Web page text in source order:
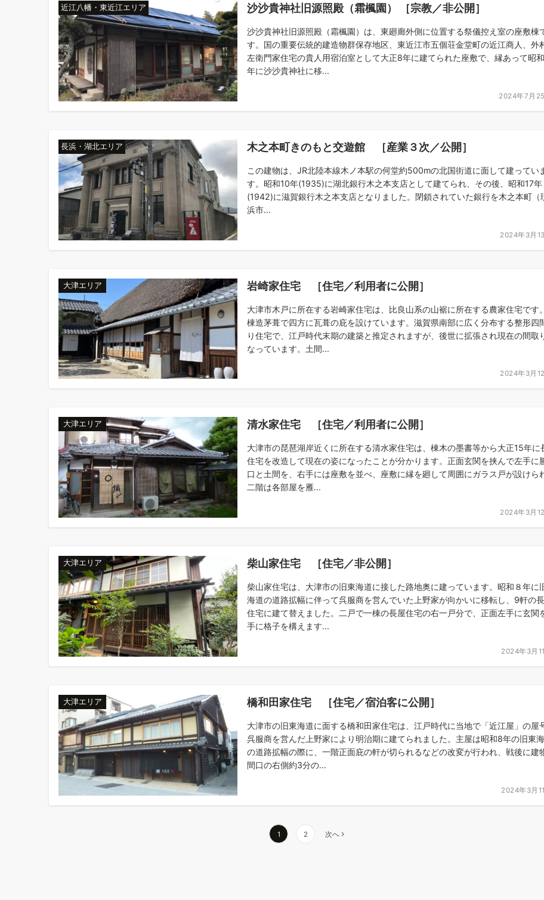
近江八幡・東近江エリア 沙沙貴神社旧源照殿（霜楓園） ［宗教／非公開］
沙沙貴神社旧源照殿（霜楓園）は、東廻廊外側に位置する祭儀控え室の座敷棟
す。国の重要伝統的建造物群保存地区、東近江市五個荘金堂町の近江商人、外
左衛門家住宅の貴人用宿泊室として大正8年に建てられた座敷で、縁あって昭
年に沙沙貴神社に移...
2024年7月
長浜・湖北エリア 木之本町きのもと交遊館 ［産業３次／公開］
この建物は、JR北陸本線木ノ本駅の何堂約500mの北国街道に面して建ってい
す。昭和10年(1935)に湖北銀行木之本支店として建てられ、その後、昭和17年
(1942)に滋賀銀行木之本支店となりました。閉鎖されていた銀行を木之本町（
浜市...
2024年3月
大津エリア 岩崎家住宅 ［住宅／利用者に公開］
大津市木戸に所在する岩崎家住宅は、比良山系の山裾に所在する農家住宅です
棟造茅葺で四方に瓦葺の庇を設けています。滋賀県南部に広く分布する整形四
り住宅で、江戸時代末期の建築と推定されますが、後世に拡張され現在の間取
なっています。土間...
2024年3月
大津エリア 清水家住宅 ［住宅／利用者に公開］
大津市の琵琶湖岸近くに所在する清水家住宅は、棟木の墨書等から大正15年に
住宅を改造して現在の姿になったことが分かります。正面玄関を挟んで左手に
口と土間を、右手には座敷を並べ、座敷に縁を廻して周囲にガラス戸が設けら
二階は各部屋を雁...
2024年3月
大津エリア 柴山家住宅 ［住宅／非公開］
柴山家住宅は、大津市の旧東海道に接した路地奥に建っています。昭和８年に
海道の道路拡幅に伴って呉服商を営んでいた上野家が向かいに移転し、9軒の
住宅に建て替えました。二戸で一棟の長屋住宅の右一戸分で、正面左手に玄関
手に格子を構えます...
2024年3月
大津エリア 橋和田家住宅 ［住宅／宿泊客に公開］
大津市の旧東海道に面する橋和田家住宅は、江戸時代に当地で「近江屋」の屋
呉服商を営んだ上野家により明治期に建てられました。主屋は昭和8年の旧東
の道路拡幅の際に、一階正面庇の軒が切られるなどの改変が行われ、戦後に建
間口の右側約3分の...
2024年3月
1 2 次へ